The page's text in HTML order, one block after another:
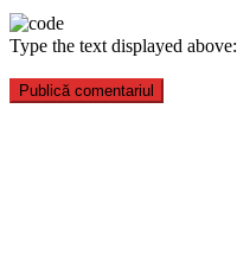
Type the text displayed above: